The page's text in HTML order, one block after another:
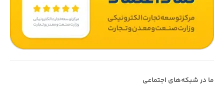
ما در شبکه‌های اجتماعی